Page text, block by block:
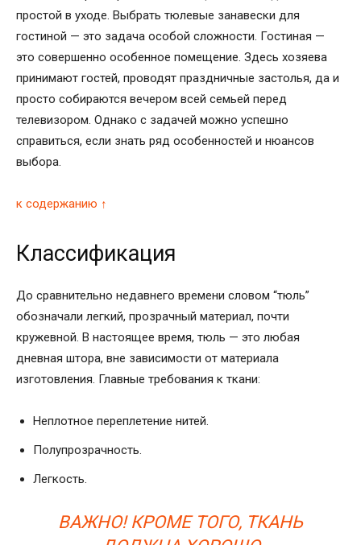
простой в уходе. Выбрать тюлевые занавески для
гостиной — это задача особой сложности. Гостиная —
это совершенно особенное помещение. Здесь хозяева
принимают гостей, проводят праздничные застолья, да и
просто собираются вечером всей семьей перед
телевизором. Однако с задачей можно успешно
справиться, если знать ряд особенностей и нюансов
выбора.
к содержанию ↑
Классификация
До сравнительно недавнего времени словом “тюль”
обозначали легкий, прозрачный материал, почти
кружевной. В настоящее время, тюль — это любая
дневная штора, вне зависимости от материала
изготовления. Главные требования к ткани:
Неплотное переплетение нитей.
Полупрозрачность.
Легкость.
ВАЖНО! КРОМЕ ТОГО, ТКАНЬ